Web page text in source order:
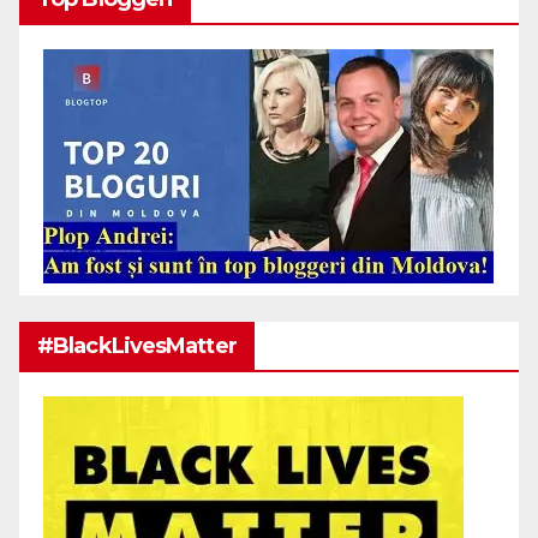
#BlackLivesMatter